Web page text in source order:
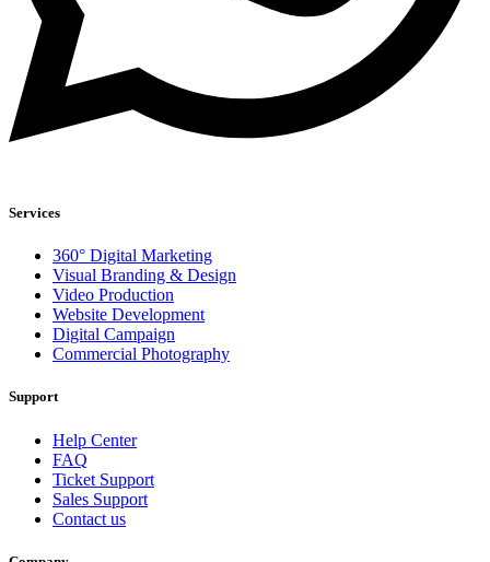
Services
360° Digital Marketing
Visual Branding & Design
Video Production
Website Development
Digital Campaign
Commercial Photography
Support
Help Center
FAQ
Ticket Support
Sales Support
Contact us